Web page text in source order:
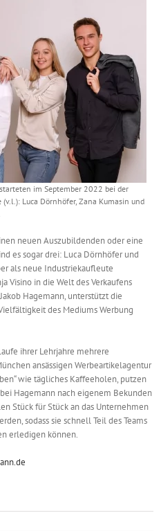
im September 2022 bei der
(v.l.): Luca Dörnhöfer, Zana Kumasin und
neuen Auszubildenden oder eine
es sogar drei: Luca Dörnhöfer und
als neue Industriekaufleute
Visino in die Welt des Verkaufens
Hagemann, unterstützt die
des Mediums Werbung
ihrer Lehrjahre mehrere
ansässigen Werbeartikelagentur
wie tägliches Kaffeeholen, putzen
Hagemann nach eigenem Bekunden
Stück für Stück an das Unternehmen
sodass sie schnell Teil des Teams
erledigen können.